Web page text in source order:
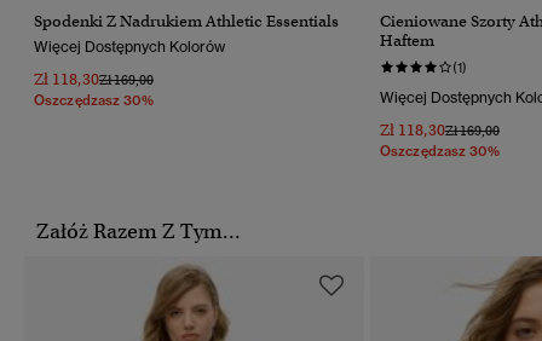
Spodenki Z Nadrukiem Athletic Essentials
Więcej Dostępnych Kolorów
Zł 118,30Cena Obniżona Od
Zł 169,00Do
Oszczędzasz 30%
Cieniowane Szorty
Haftem
(1)
Więcej Dostępnych
Zł 118,30Cena
Zł 169,00Do
Oszczędzasz 30%
Załóż Razem Z Tym...